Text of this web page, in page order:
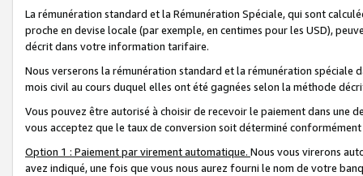
La rémunération standard et la Rémunération Spéciale, qui sont
proche en devise locale (par exemple, en centimes pour les USD),
décrit dans votre information tarifaire.
Nous verserons la rémunération standard et la rémunération spéciale
mois civil au cours duquel elles ont été gagnées selon la méthode
Vous pouvez être autorisé à choisir de recevoir le paiement dans une
vous acceptez que le taux de conversion soit déterminé
Option 1 : Paiement par virement automatique. Nous vous virerons
avez indiqué, une fois que vous nous aurez fourni le nom de votre